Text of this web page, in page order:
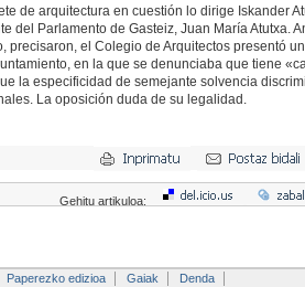
de arquitectura en cuestión lo dirige Iskander
del Parlamento de Gasteiz, Juan María Atutxa.
precisaron, el Colegio de Arquitectos presentó
en la que se denunciaba que tiene
la especificidad de semejante solvencia
La oposición duda de su legalidad.
Gehitu artikuloa:
Paperezko edizioa Gaiak
Denda